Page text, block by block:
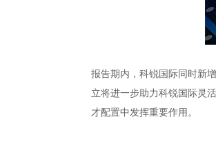
报告期内，科锐国际同时新
立将进一步助力科锐国际灵
才配置中发挥重要作用。